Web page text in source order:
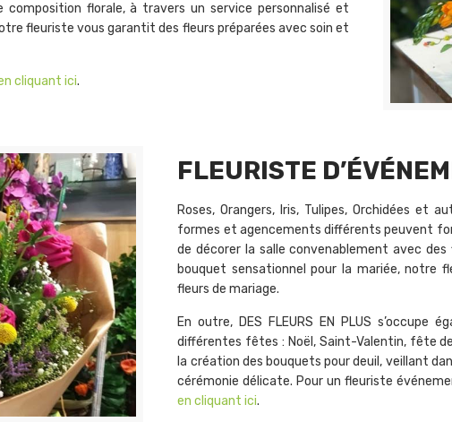
composition florale, à travers un service personnalisé et
fleuriste vous garantit des fleurs préparées avec soin et
cliquant ici.
FLEURISTE
Roses, Orangers, Iris, Tulipes, Orchidées et
formes et agencements différents peuvent
de décorer la salle convenablement avec
bouquet sensationnel pour la mariée, notre
fleurs de mariage.
En outre, DES FLEURS EN PLUS
différentes fêtes : Noël, Saint-Valentin, fête
la création des bouquets pour deuil, veillant
cérémonie délicate. Pour un fleuriste
en cliquant ici.